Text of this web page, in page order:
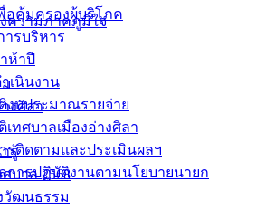
อคุ้มครองผู้บริโภค
รบริหาร
ห้าปี
เนินงาน
บประมาณรายจ่าย
ทศบาลเมืองอ่างศิลา
รติดตามและประเมินผลฯ
การปฏิบัติงานตามนโยบายนายก
ความภาคภูมิใจ
ม
งศิลา
รู้
ศบาล 2568
วัฒนธรรม
นัขบ้าดาวน์โหลด